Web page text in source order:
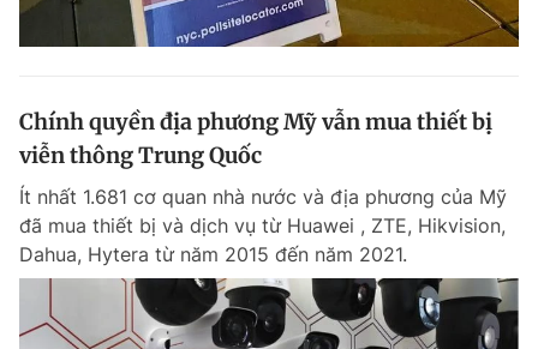
Chính quyền địa phương Mỹ vẫn mua thiết bị
viễn thông Trung Quốc
Ít nhất 1.681 cơ quan nhà nước và địa phương của Mỹ
đã mua thiết bị và dịch vụ từ Huawei , ZTE, Hikvision,
Dahua, Hytera từ năm 2015 đến năm 2021.